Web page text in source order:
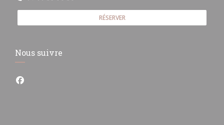
RÉSERVER
Nous suivre
Facebook ((ouvre une nouvelle fenêtre))